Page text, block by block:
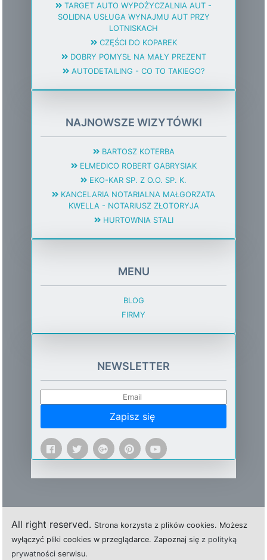
TARGET AUTO WYPOŻYCZALNIA AUT -
SOLIDNA USŁUGA WYNAJMU AUT PRZY
LOTNISKACH
CZĘŚCI DO KOPAREK
DOBRY POMYSŁ NA MAŁY PREZENT
AUTODETAILING - CO TO TAKIEGO?
NAJNOWSZE WIZYTÓWKI
BARTOSZ KOTERBA
ELMEDICO ROBERT GABRYSIAK
EKO-KAR SP. Z O.O. SP. K.
KANCELARIA NOTARIALNA MAŁGORZATA
KWELLA - NOTARIUSZ ZŁOTORYJA
HURTOWNIA STALI
MENU
BLOG
FIRMY
NEWSLETTER
Zapisz się
All right reserved. Strona korzysta z plików cookies. Możesz
wyłączyć pliki cookies w przeglądarce. Zapoznaj się z polityką
prywatności serwisu.